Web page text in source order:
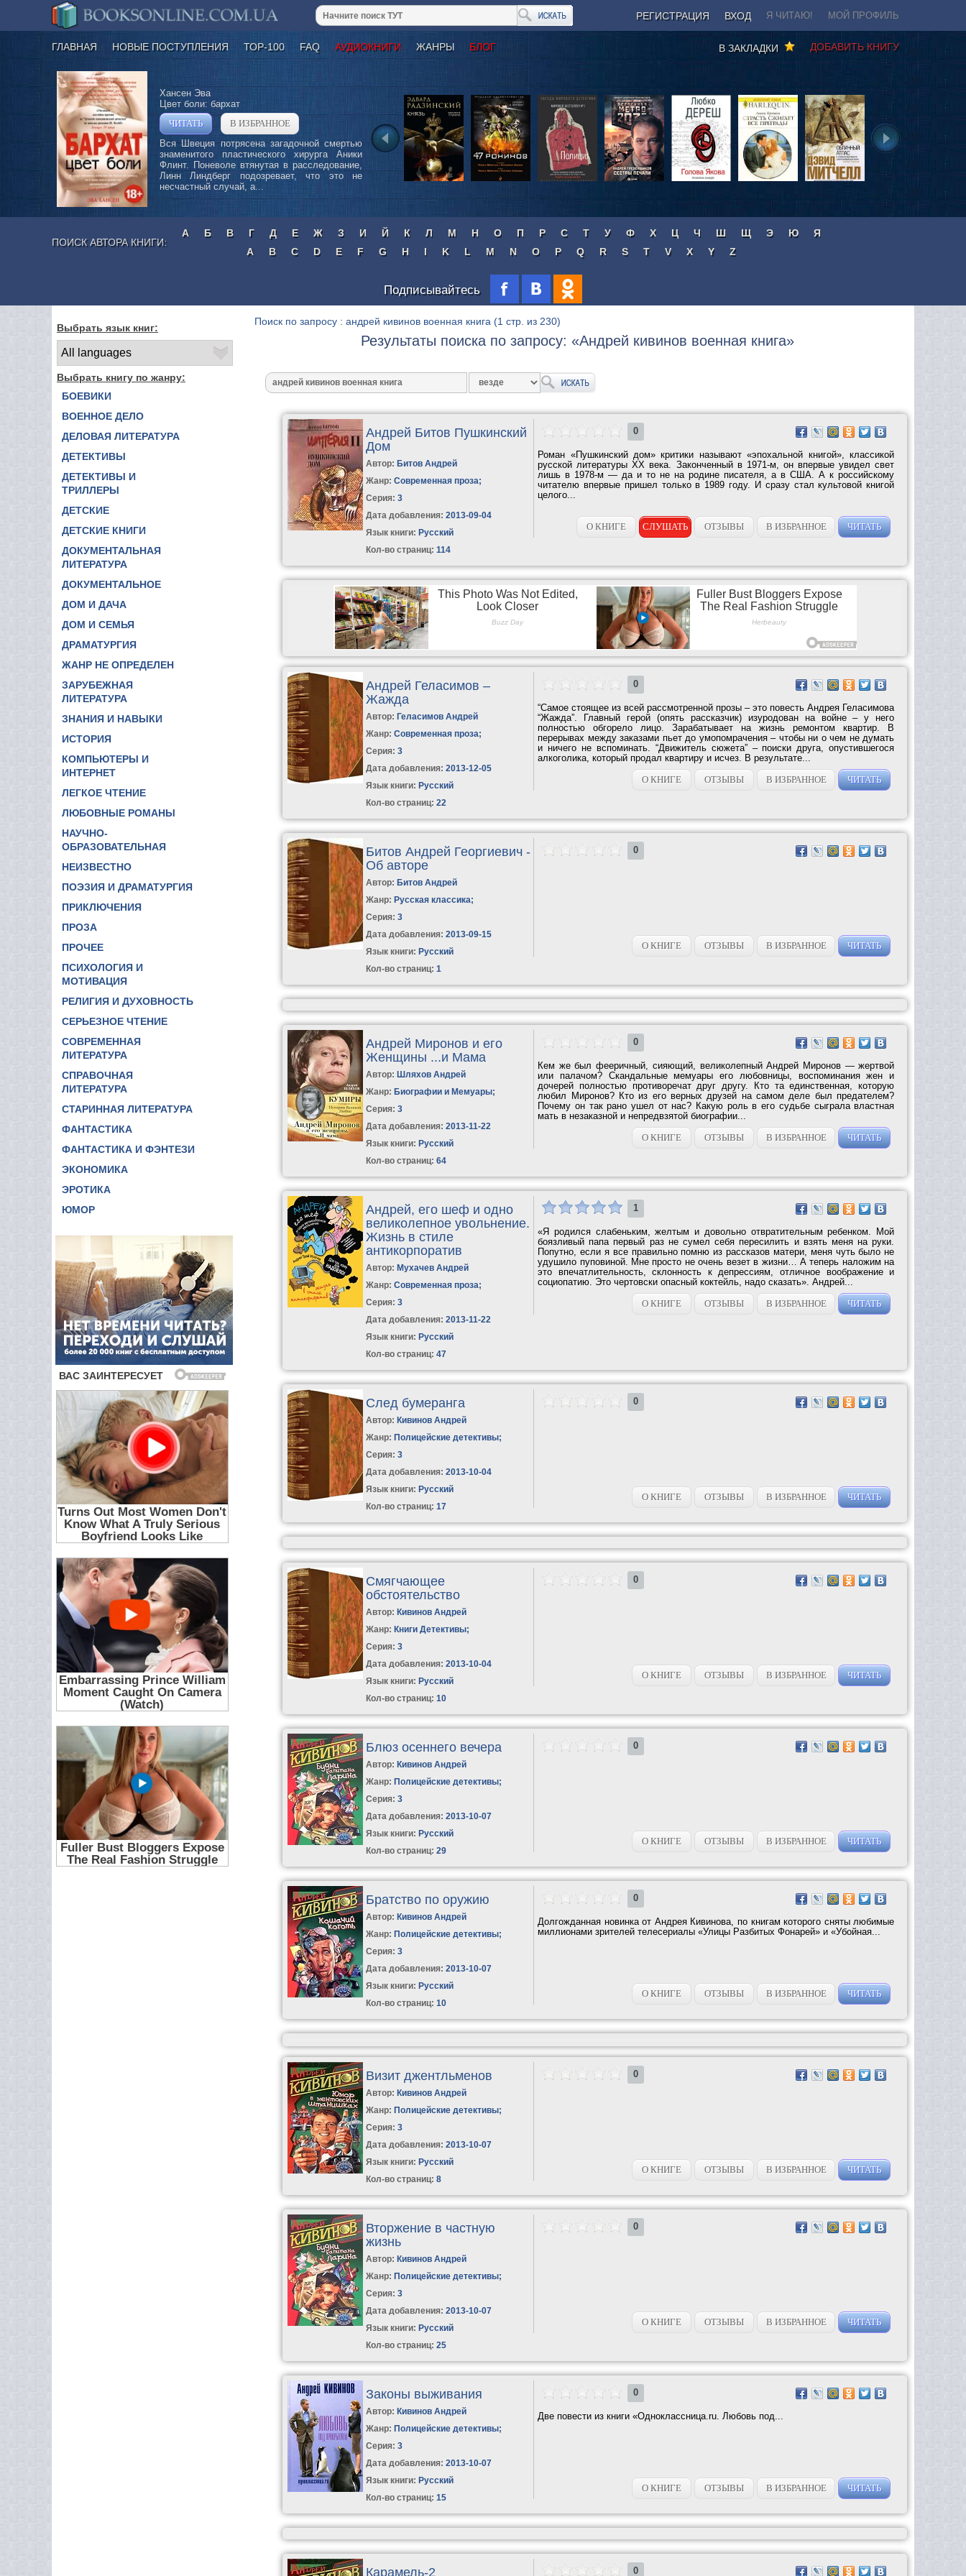
РЕГИСТРАЦИЯ ВХОД Я ЧИТАЮ! МОЙ ПРОФИЛЬ
ГЛАВНАЯ НОВЫЕ ПОСТУПЛЕНИЯ ТОР-100 FAQ АУДИОКНИГИ ЖАНРЫ БЛОГ ДОБАВИТЬ КНИГУ
В ЗАКЛАДКИ
Хансен Эва
Цвет боли: бархат
ЧИТАТЬ
В ИЗБРАННОЕ
Вся Швеция потрясена загадочной смертью
знаменитого пластического хирурга Аники
Флинт. Поневоле втянутая в расследование,
Линн Линдберг подозревает, что это не
несчастный случай, а...
ПОИСК АВТОРА КНИГИ:
А Б В Г Д Е Ж З И Й К Л М Н О П Р С Т У Ф Х Ц Ч Ш Щ Э Ю
Я
A
B C D E F G H I K L M N O P Q R S T V X Y Z
Подписывайтесь
Выбрать язык книг:
Выбрать книгу по жанру:
БОЕВИКИ
ВОЕННОЕ ДЕЛО
ДЕЛОВАЯ ЛИТЕРАТУРА
ДЕТЕКТИВЫ
ДЕТЕКТИВЫ И
ТРИЛЛЕРЫ
ДЕТСКИЕ
ДЕТСКИЕ КНИГИ
ДОКУМЕНТАЛЬНАЯ
ЛИТЕРАТУРА
ДОКУМЕНТАЛЬНОЕ
ДОМ И ДАЧА
ДОМ И СЕМЬЯ
ДРАМАТУРГИЯ
ЖАНР НЕ ОПРЕДЕЛЕН
ЗАРУБЕЖНАЯ
ЛИТЕРАТУРА
ЗНАНИЯ И НАВЫКИ
ИСТОРИЯ
КОМПЬЮТЕРЫ И
ИНТЕРНЕТ
ЛЕГКОЕ ЧТЕНИЕ
ЛЮБОВНЫЕ РОМАНЫ
НАУЧНО-
ОБРАЗОВАТЕЛЬНАЯ
НЕИЗВЕСТНО
ПОЭЗИЯ И ДРАМАТУРГИЯ
ПРИКЛЮЧЕНИЯ
ПРОЗА
ПРОЧЕЕ
ПСИХОЛОГИЯ И
МОТИВАЦИЯ
РЕЛИГИЯ И ДУХОВНОСТЬ
СЕРЬЕЗНОЕ ЧТЕНИЕ
СОВРЕМЕННАЯ
ЛИТЕРАТУРА
СПРАВОЧНАЯ
ЛИТЕРАТУРА
СТАРИННАЯ ЛИТЕРАТУРА
ФАНТАСТИКА
ФАНТАСТИКА И ФЭНТЕЗИ
ЭКОНОМИКА
ЭРОТИКА
ЮМОР
Поиск по запросу : андрей кивинов военная книга (1 стр. из 230)
Результаты поиска по запросу: «Андрей кивинов военная книга»
Андрей Битов Пушкинский
Дом
Автор: Битов Андрей
Жанр: Современная проза;
Серия:3
Дата добавления: 2013-09-04
Язык книги: Русский
Кол-во страниц: 114
0
Роман «Пушкинский дом» критики называют «эпохальной книгой», классикой
русской литературы XX века. Законченный в 1971-м, он впервые увидел свет
лишь в 1978-м — да и то не на родине писателя, а в США. А к российскому
читателю впервые пришел только в 1989 году. И сразу стал культовой книгой
целого...
О КНИГЕ СЛУШАТЬ ОТЗЫВЫ В ИЗБРАННОЕ ЧИТАТЬ
Андрей Геласимов –
Жажда
Автор: Геласимов Андрей
Жанр: Современная проза;
Серия:3
Дата добавления: 2013-12-05
Язык книги: Русский
Кол-во страниц: 22
0
“Самое стоящее из всей рассмотренной прозы – это повесть Андрея Геласимова
“Жажда”. Главный герой (опять рассказчик) изуродован на войне – у него
полностью обгорело лицо. Зарабатывает на жизнь ремонтом квартир. В
перерывах между заказами пьет до умопомрачения – чтобы ни о чем не думать
и ничего не вспоминать. “Движитель сюжета” – поиски друга, опустившегося
алкоголика, который продал квартиру и исчез. В результате...
О КНИГЕ
ОТЗЫВЫ В ИЗБРАННОЕ ЧИТАТЬ
Битов Андрей Георгиевич -
Об авторе
Автор: Битов Андрей
Жанр: Русская классика;
Серия:3
Дата добавления: 2013-09-15
Язык книги: Русский
Кол-во страниц: 1
0
О КНИГЕ ОТЗЫВЫ В ИЗБРАННОЕ ЧИТАТЬ
Андрей Миронов и его
Женщины ...и Мама
Автор: Шляхов Андрей
Жанр: Биографии и Мемуары;
Серия:3
Дата добавления: 2013-11-22
Язык книги: Русский
Кол-во страниц: 64
0
Кем же был фееричный, сияющий, ве­ликолепный Андрей Миронов — жерт­вой
или палачом? Скандальные мемуа­ры его любовницы, воспоминания жен и
дочерей полностью противоречат друг другу. Кто та единственная, кото­рую
любил Миронов? Кто из его верных друзей на самом деле был предателем?
Почему он так рано ушел от нас? Какую роль в его судьбе сыграла властная
мать в незаказной и непредвзятой биографии...
О КНИГЕ
ОТЗЫВЫ В ИЗБРАННОЕ ЧИТАТЬ
Андрей, его шеф и одно
великолепное увольнение.
Жизнь в стиле
антикорпоратив
Автор: Мухачев Андрей
Жанр: Современная проза;
Серия:3
Дата добавления: 2013-11-22
Язык книги: Русский
Кол-во страниц: 47
1
«Я родился слабеньким, желтым и довольно отвратительным ребенком. Мой
боязливый папа первый раз не сумел себя пересилить и взять меня на руки.
Попутно, если я все правильно помню из рассказов матери, меня чуть было не
удушило пуповиной. Мне просто не очень везет в жизни… А теперь наложим на
это впечатлительность, склонность к депрессиям, отличное воображение и
социопатию. Это чертовски опасный коктейль, надо сказать». Андрей...
О КНИГЕ
ОТЗЫВЫ В ИЗБРАННОЕ ЧИТАТЬ
След бумеранга
Автор: Кивинов Андрей
Жанр: Полицейские детективы;
Серия:3
Дата добавления: 2013-10-04
Язык книги: Русский
Кол-во страниц: 17
0
О КНИГЕ ОТЗЫВЫ В ИЗБРАННОЕ ЧИТАТЬ
Смягчающее
обстоятельство
Автор: Кивинов Андрей
Жанр: Книги Детективы;
Серия:3
Дата добавления: 2013-10-04
Язык книги: Русский
Кол-во страниц: 10
0
О КНИГЕ ОТЗЫВЫ В ИЗБРАННОЕ ЧИТАТЬ
Блюз осеннего вечера
Автор: Кивинов Андрей
Жанр: Полицейские детективы;
Серия:3
Дата добавления: 2013-10-07
Язык книги: Русский
Кол-во страниц: 29
0
О КНИГЕ ОТЗЫВЫ В ИЗБРАННОЕ ЧИТАТЬ
Братство по оружию
Автор: Кивинов Андрей
Жанр: Полицейские детективы;
Серия:3
Дата добавления: 2013-10-07
Язык книги: Русский
Кол-во страниц: 10
0
Долгожданная новинка от Андрея Кивинова, по книгам которого сняты любимые
миллионами зрителей телесериалы «Улицы Разбитых Фонарей» и «Убойная...
О КНИГЕ ОТЗЫВЫ В ИЗБРАННОЕ ЧИТАТЬ
Визит джентльменов
Автор: Кивинов Андрей
Жанр: Полицейские детективы;
Серия:3
Дата добавления: 2013-10-07
Язык книги: Русский
Кол-во страниц: 8
0
О КНИГЕ ОТЗЫВЫ В ИЗБРАННОЕ ЧИТАТЬ
Вторжение в частную
жизнь
Автор: Кивинов Андрей
Жанр: Полицейские детективы;
Серия:3
Дата добавления: 2013-10-07
Язык книги: Русский
Кол-во страниц: 25
0
О КНИГЕ ОТЗЫВЫ В ИЗБРАННОЕ ЧИТАТЬ
Законы выживания
Автор: Кивинов Андрей
Жанр: Полицейские детективы;
Серия:3
Дата добавления: 2013-10-07
Язык книги: Русский
Кол-во страниц: 15
0
Две повести из книги «Одноклассница.ru. Любовь под...
О КНИГЕ ОТЗЫВЫ В ИЗБРАННОЕ ЧИТАТЬ
Карамель-2 0